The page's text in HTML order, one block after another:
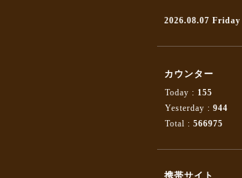
2026.08.07 Friday
カウンター
Today : 155
Yesterday : 944
Total : 566975
携帯サイト